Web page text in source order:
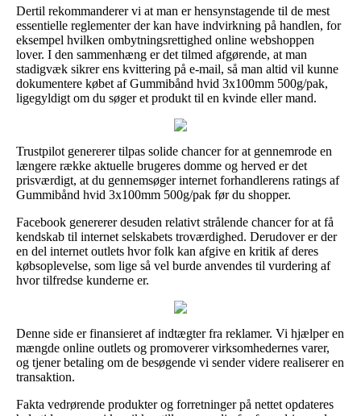
Dertil rekommanderer vi at man er hensynstagende til de mest
essentielle reglementer der kan have indvirkning på handlen, for
eksempel hvilken ombytningsrettighed online webshoppen
lover. I den sammenhæng er det tilmed afgørende, at man
stadigvæk sikrer ens kvittering på e-mail, så man altid vil kunne
dokumentere købet af Gummibånd hvid 3x100mm 500g/pak,
ligegyldigt om du søger et produkt til en kvinde eller mand.
Trustpilot genererer tilpas solide chancer for at gennemrode en
længere række aktuelle brugeres domme og herved er det
prisværdigt, at du gennemsøger internet forhandlerens ratings af
Gummibånd hvid 3x100mm 500g/pak før du shopper.
Facebook genererer desuden relativt strålende chancer for at få
kendskab til internet selskabets troværdighed. Derudover er der
en del internet outlets hvor folk kan afgive en kritik af deres
købsoplevelse, som lige så vel burde anvendes til vurdering af
hvor tilfredse kunderne er.
Denne side er finansieret af indtægter fra reklamer. Vi hjælper en
mængde online outlets og promoverer virksomhedernes varer,
og tjener betaling om de besøgende vi sender videre realiserer en
transaktion.
Fakta vedrørende produkter og forretninger på nettet opdateres